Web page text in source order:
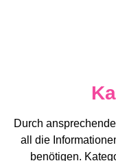
Durch
all die
benötigen.